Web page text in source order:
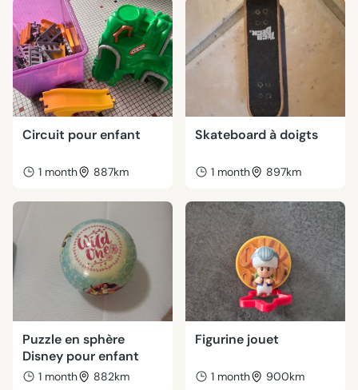
Circuit pour enfant
1 month 887km
Skateboard à doigts
1 month 897km
Puzzle en sphère
Disney pour enfant
1 month 882km
Figurine jouet
1 month 900km